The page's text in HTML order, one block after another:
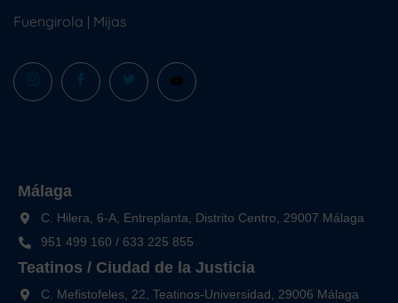
Fuengirola | Mijas
Málaga
C. Hilera, 6-A, Entreplanta, Distrito Centro, 29007 Málaga
951 499 160 / 633 225 855
Teatinos / Ciudad de la Justicia
C. Mefistofeles, 22, Teatinos-Universidad, 29006 Málaga